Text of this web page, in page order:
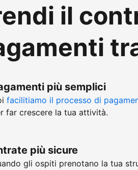
il
più semplici
facilitiamo il processo di
far crescere la tua attività.
più sicure
gli ospiti prenotano la tua